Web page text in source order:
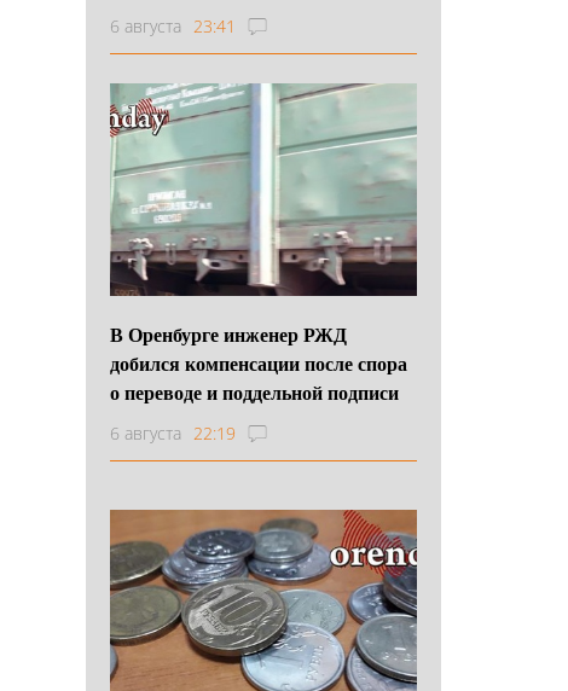
6 августа 23:41
В Оренбурге инженер РЖД
добился компенсации после спора
о переводе и поддельной подписи
6 августа 22:19